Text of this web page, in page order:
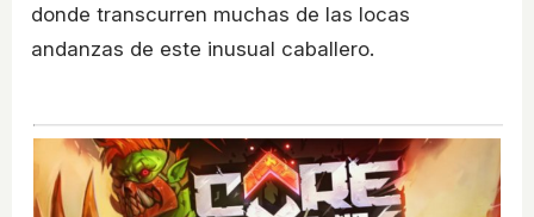
donde transcurren muchas de las locas
andanzas de este inusual caballero.